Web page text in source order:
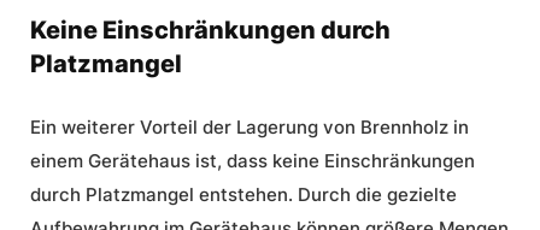
Keine Einschränkungen durch
Platzmangel
Ein weiterer Vorteil der Lagerung von Brennholz in
einem Gerätehaus ist, dass keine Einschränkungen
durch Platzmangel entstehen. Durch die gezielte